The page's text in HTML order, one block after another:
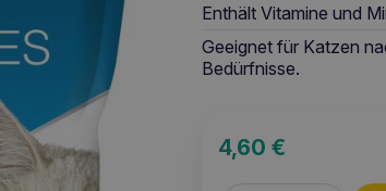
Enthält Vitamine und
Geeignet für Katzen
Bedürfnisse.
4,60€